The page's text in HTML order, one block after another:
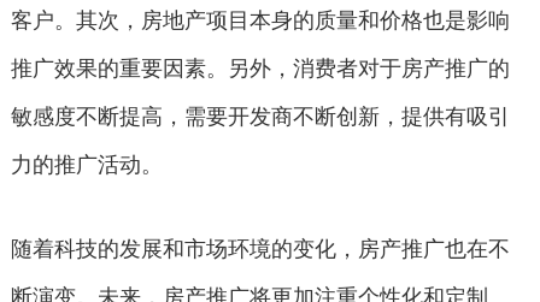
客户。其次，房地产项目本身的质量和价格也是影响
推广效果的重要因素。另外，消费者对于房产推广的
敏感度不断提高，需要开发商不断创新，提供有吸引
力的推广活动。
随着科技的发展和市场环境的变化，房产推广也在不
断演变。未来，房产推广将更加注重个性化和定制